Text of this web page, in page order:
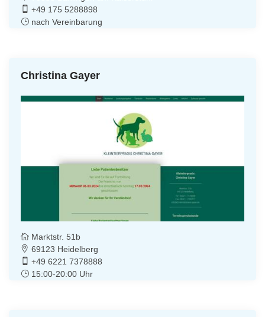
+49 175 5288898
nach Vereinbarung
Christina Gayer
Marktstr. 51b
69123 Heidelberg
+49 6221 7378888
15:00-20:00 Uhr